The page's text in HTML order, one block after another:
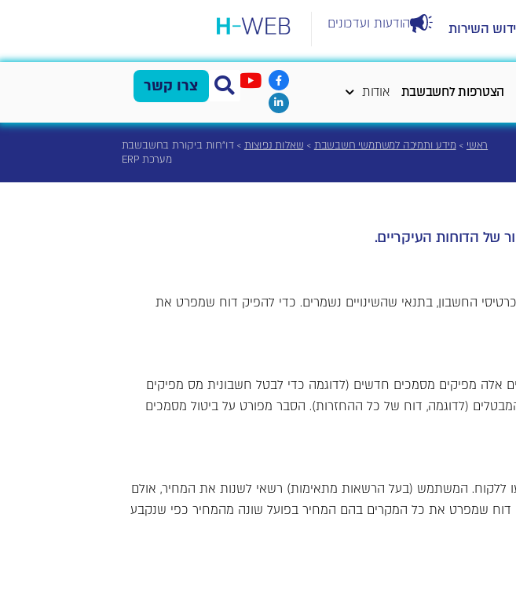
השירות הודעות ועדכונים
הצטרפות לחשבשבת אודות צרו קשר
ראשי >מידע ותמיכה למשתמשי חשבשבת > שאלות נפוצות >דו"חות ביקורת בחשבשבת
מערכת ERP
של הדוחות העיקריים.
החשבון, בתנאי שהשינויים נשמרים. כדי להפיק דוח שמפרט את
אלה מפיקים מסמכים חדשים (לדוגמה כדי לבטל חשבונית מס מפיקים
(לדוגמה, דוח של כל ההחזרות). הסבר מפורט על ביטול מסמכים
ללקוח. המשתמש (בעל הרשאות מתאימות) רשאי לשנות את המחיר, אולם
דוח שמפרט את כל המקרים בהם המחיר בפועל שונה מהמחיר כפי שנקבע